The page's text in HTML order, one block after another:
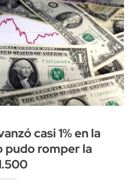
casi 1% en la
pudo romper la